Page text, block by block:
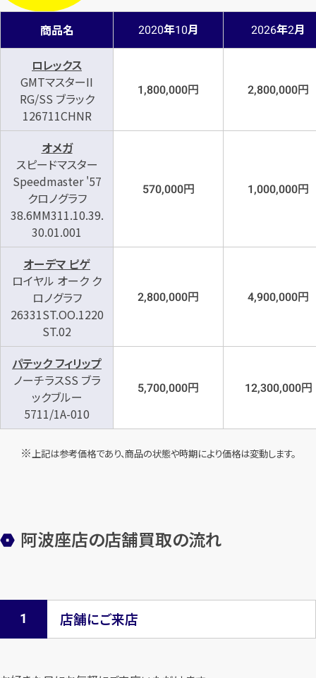
商品名 2020年10月 2026年2月
ロレックス
GMTマスターII
RG/SS ブラック
126711CHNR
1,800,000円 2,800,000円
オメガ
スピードマスター
Speedmaster '57
クロノグラフ
38.6MM311.10.39.
30.01.001
570,000円 1,000,000円
オーデマ ピゲ
ロイヤル オーク ク
ロノグラフ
26331ST.OO.1220
ST.02
2,800,000円 4,900,000円
パテック フィリップ
ノーチラスSS ブラ
ックブルー
5711/1A-010
5,700,000円 12,300,000円
上記は参考価格であり、商品の状態や時期により価格は変動します。
阿波座店の店舗買取の流れ
店舗にご来店